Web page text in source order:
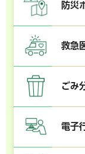
防災
救急
ごみ
電子